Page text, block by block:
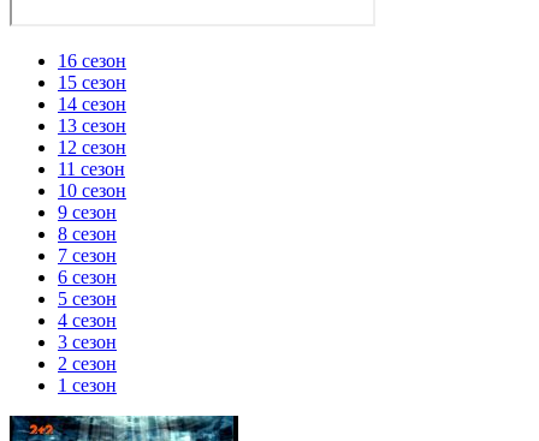
16 сезон
15 сезон
14 сезон
13 сезон
12 сезон
11 сезон
10 сезон
9 сезон
8 сезон
7 сезон
6 сезон
5 сезон
4 сезон
3 сезон
2 сезон
1 сезон